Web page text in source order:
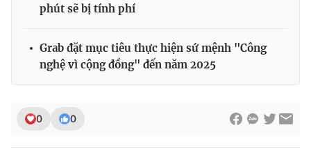
phút sẽ bị tính phí
Grab đặt mục tiêu thực hiện sứ mệnh "Công
nghệ vì cộng đồng" đến năm 2025
0 0